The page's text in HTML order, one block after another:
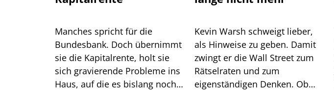
Manches spricht für die
Bundesbank. Doch übernimmt
sie die Kapitalrente, holt sie
sich gravierende Probleme ins
Haus, auf die es bislang noch
Kevin Warsh schweigt lieber,
als Hinweise zu geben. Damit
zwingt er die Wall Street zum
Rätselraten und zum
eigenständigen Denken. Ob